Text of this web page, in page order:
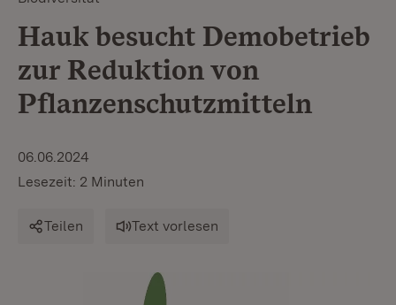
Hauk besucht Demobetrieb
zur Reduktion von
Pflanzenschutzmitteln
06.06.2024
Lesezeit: 2 Minuten
Teilen Text vorlesen